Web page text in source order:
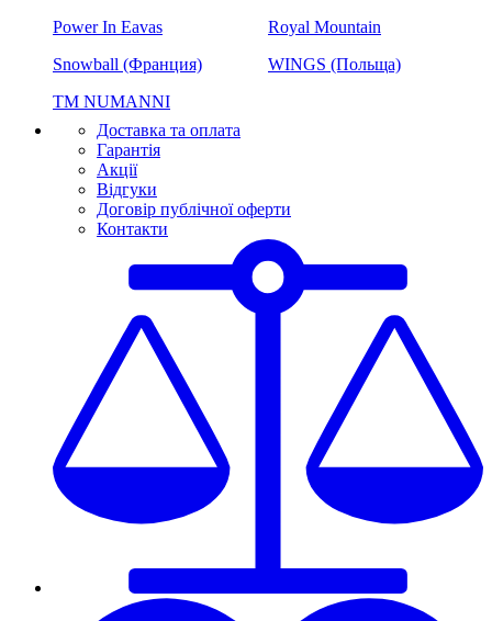
Power In Eavas
Royal Mountain
Snowball (Франция)
WINGS (Польща)
ТМ NUMANNI
Доставка та оплата
Гарантія
Акції
Відгуки
Договір публічної оферти
Контакти